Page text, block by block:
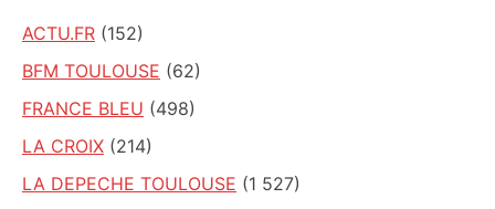
ACTU.FR (152)
BFM TOULOUSE (62)
FRANCE BLEU (498)
LA CROIX (214)
LA DEPECHE TOULOUSE (1 527)